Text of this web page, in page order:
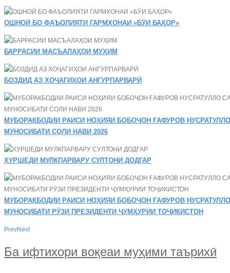
ОШНОӢ БО ФАЪОЛИЯТИ ГАРМХОНАИ «БӮИ БАҲОР»
БАРРАСИИ МАСЪАЛАҲОИ МУҲИМ
БОЗДИД АЗ ХОҶАГИҲОИ АНГУРПАРВАРӢ
МУБОРАКБОДИИ РАИСИ НОҲИЯИ БОБОҶОН ҒАФУРОВ
МУНОСИБАТИ СОЛИ НАВИ 2026
ХУРШЕДИ МУЛКПАРВАРУ СУЛТОНИ ДОДГАР
МУБОРАКБОДИИ РАИСИ НОҲИЯИ БОБОҶОН ҒАФУРОВ
МУНОСИБАТИ РӮЗИ ПРЕЗИДЕНТИ ҶУМҲУРИИ ТОҶИКИСТОН
PrevNext
Ба ифтихори воқеаи муҳими таърихӣ